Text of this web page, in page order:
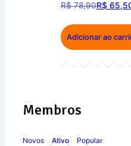
R$78,90R$
Adicionar ao
Membros
Novos Ativo Popular